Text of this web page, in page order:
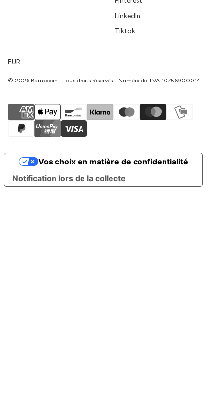
LinkedIn
Tiktok
EUR
© 2026 Bamboom - Tous droits réservés - Numéro de TVA 10756900014
Notification lors de la collecte
Vos choix en matière de confidentialité